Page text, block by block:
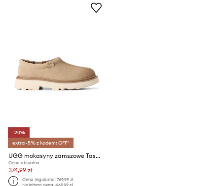
-20%
extra -5% z kodem: OFF*
UGG mokasyny zamszowe Tasman Lug
Cena aktualna:
374,99 zł
Cena regularna:769,99 zł
Najniższa cena:469,99 zł